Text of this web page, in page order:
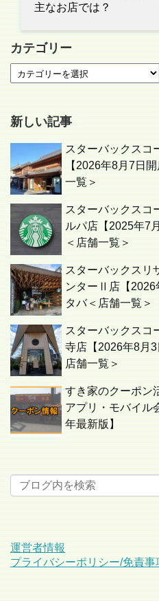
主なお店では？
カテゴリー
新しい記事
スターバックスコ
【2026年8月7日
一覧＞
スターバックスコ
ルパ店【2025年7
＜店舗一覧＞
スターバックスリ
ンターⅡ店【2026
タバ＜店舗一覧＞
スターバックスコ
寺店【2026年8月
店舗一覧＞
すき家のクーポン
アプリ・モバイル
年最新版】
運営者情報
プライバシーポリシー/免責事